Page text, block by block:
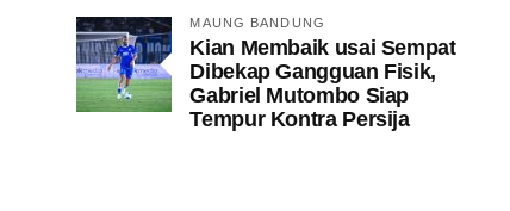
MAUNG BANDUNG
Kian Membaik usai Sempat
Dibekap Gangguan Fisik,
Gabriel Mutombo Siap
Tempur Kontra Persija